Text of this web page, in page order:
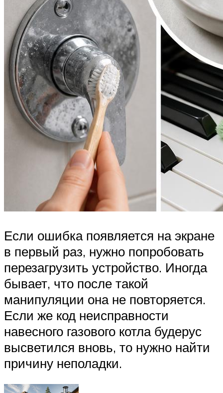
Если ошибка появляется на экране
в первый раз, нужно попробовать
перезагрузить устройство. Иногда
бывает, что после такой
манипуляции она не повторяется.
Если же код неисправности
навесного газового котла будерус
высветился вновь, то нужно найти
причину неполадки.